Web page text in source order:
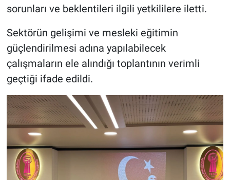
sorunları ve beklentileri ilgili yetkililere iletti.
Sektörün gelişimi ve mesleki eğitimin
güçlendirilmesi adına yapılabilecek
çalışmaların ele alındığı toplantının verimli
geçtiği ifade edildi.
Magazin
Çevre
Haberde İnsan